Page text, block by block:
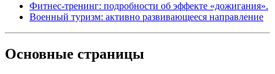
Фитнес-тренинг: подробности об эффекте «дожигания».
Военный туризм: активно развивающееся направление
Основные страницы